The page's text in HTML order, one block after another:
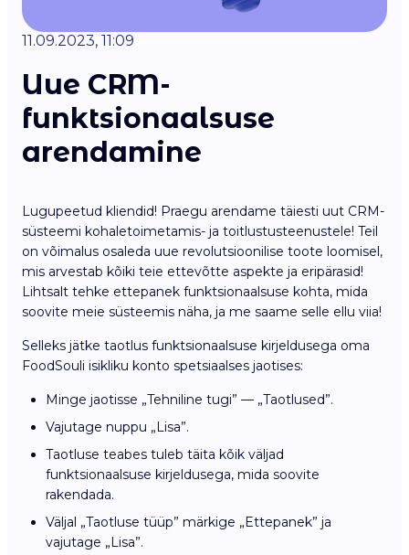
11.09.2023, 11:09
Uue CRM-
funktsionaalsuse
arendamine
Lugupeetud kliendid! Praegu arendame täiesti uut CRM-
süsteemi kohaletoimetamis- ja toitlustusteenustele! Teil
on võimalus osaleda uue revolutsioonilise toote loomisel,
mis arvestab kõiki teie ettevõtte aspekte ja eripärasid!
Lihtsalt tehke ettepanek funktsionaalsuse kohta, mida
soovite meie süsteemis näha, ja me saame selle ellu viia!
Selleks jätke taotlus funktsionaalsuse kirjeldusega oma
FoodSouli isikliku konto spetsiaalses jaotises:
Minge jaotisse „Tehniline tugi” — „Taotlused”.
Vajutage nuppu „Lisa”.
Taotluse teabes tuleb täita kõik väljad
funktsionaalsuse kirjeldusega, mida soovite
rakendada.
Väljal „Taotluse tüüp” märkige „Ettepanek” ja
vajutage „Lisa”.